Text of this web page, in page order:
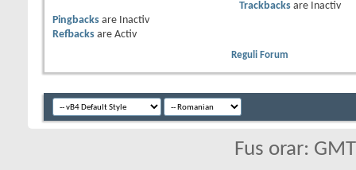
Trackbacksare
Inactiv
Pingbacks are
Inactiv
Refbacks are Activ
Reguli Forum
Fus orar: